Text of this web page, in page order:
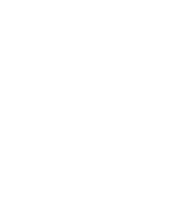
som
opplevelse når du er
statistikk om bruken av
tilbake til deg som
bruken av cookies ved